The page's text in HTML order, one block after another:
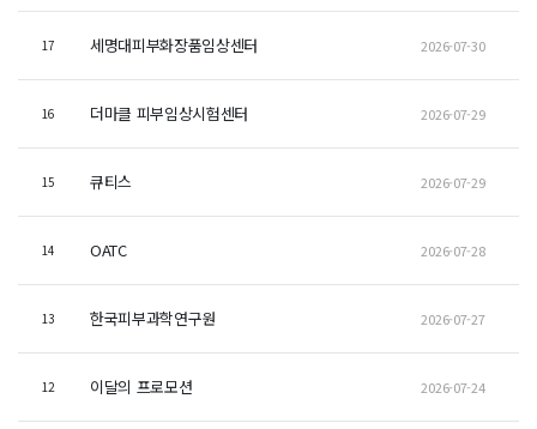
17 세명대피부화장품임상센터 2026-07-30
16 더마클 피부임상시험센터 2026-07-29
15 큐티스 2026-07-29
14 OATC 2026-07-28
13 한국피부과학연구원 2026-07-27
12 이달의 프로모션 2026-07-24